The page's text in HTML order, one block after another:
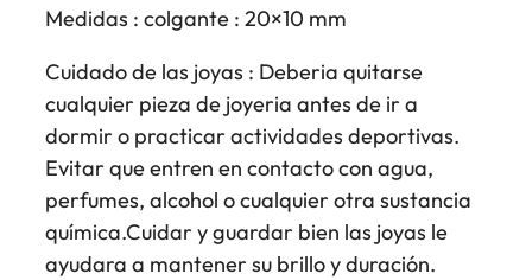
Medidas : colgante : 20×10 mm
Cuidado de las joyas : Deberia quitarse
cualquier pieza de joyeria antes de ir a
dormir o practicar actividades deportivas.
Evitar que entren en contacto con agua,
perfumes, alcohol o cualquier otra sustancia
química.Cuidar y guardar bien las joyas le
ayudara a mantener su brillo y duración.